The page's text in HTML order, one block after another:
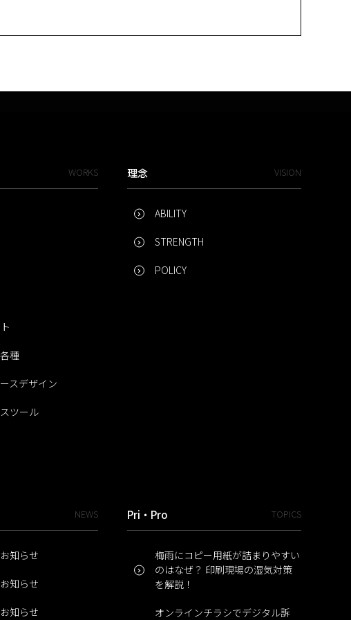
WORKS
種
スデザイン
ツール
理念 VISION
ABILITY
STRENGTH
POLICY
NEWS
知らせ
知らせ
知らせ
Pri・Pro TOPICS
梅雨にコピー用紙が詰まりやすい
のはなぜ？ 印刷現場の湿気対策
を解説！
オンラインチラシでデジタル訴